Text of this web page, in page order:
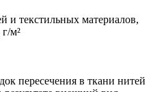
и текстильных материалов,
м²
пересечения в ткани нитей